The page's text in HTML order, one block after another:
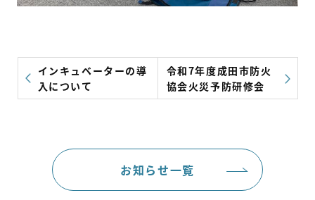
インキュベーターの導
入について
令和7年度成田市防火
協会火災予防研修会
お知らせ一覧